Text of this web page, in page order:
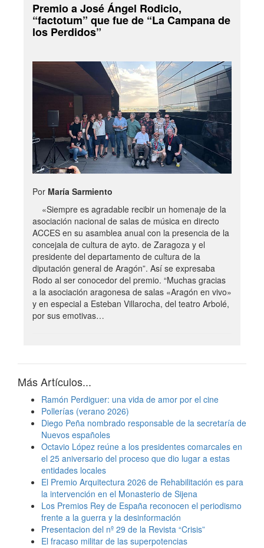
Premio a José Ángel Rodicio,
“factotum” que fue de “La Campana de
los Perdidos”
Por María Sarmiento
«Siempre es agradable recibir un homenaje de la
asociación nacional de salas de música en directo
ACCES en su asamblea anual con la presencia de la
concejala de cultura de ayto. de Zaragoza y el
presidente del departamento de cultura de la
diputación general de Aragón”. Así se expresaba
Rodo al ser conocedor del premio. “Muchas gracias
a la asociación aragonesa de salas «Aragón en vivo»
y en especial a Esteban Villarocha, del teatro Arbolé,
por sus emotivas…
Más Artículos...
Ramón Perdiguer: una vida de amor por el cine
Pollerías (verano 2026)
Diego Peña nombrado responsable de la secretaría de
Nuevos españoles
Octavio López reúne a los presidentes comarcales en
el 25 aniversario del proceso que dio lugar a estas
entidades locales
El Premio Arquitectura 2026 de Rehabilitación es para
la intervención en el Monasterio de Sijena
Los Premios Rey de España reconocen el periodismo
frente a la guerra y la desinformación
Presentacion del nº 29 de la Revista “Crisis”
El fracaso militar de las superpotencias